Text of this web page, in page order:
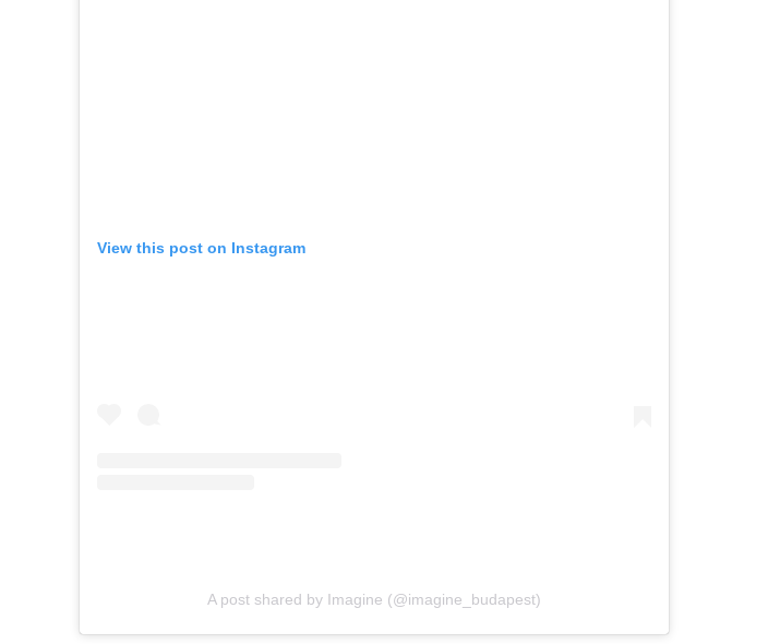
View this post on Instagram
A post shared by Imagine (@imagine_budapest)